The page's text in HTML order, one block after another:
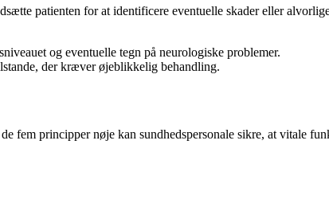
patienten for at identificere eventuelle skader eller
og eventuelle tegn på neurologiske problemer.
der kræver øjeblikkelig behandling.
principper nøje kan sundhedspersonale sikre, at vitale